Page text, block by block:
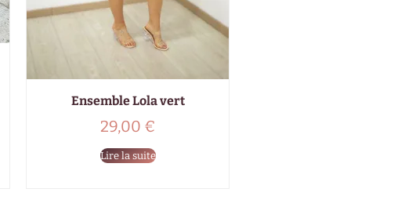
Ensemble Lola vert
29,00 €
Lire la suite